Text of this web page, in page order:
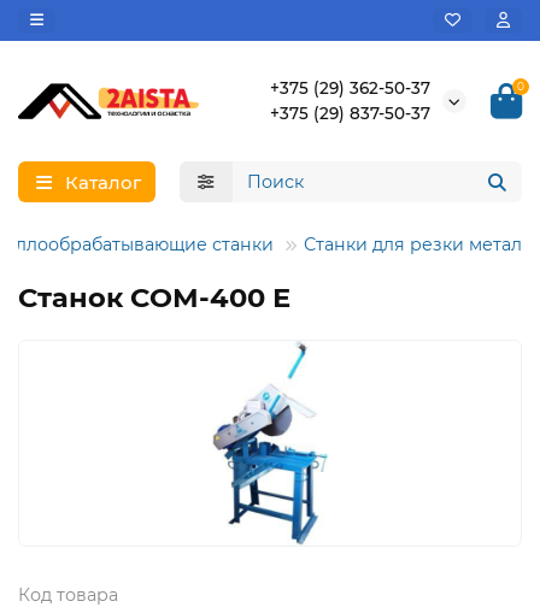
+375 (29) 362-50-37
+375 (29) 837-50-37
0
Каталог
станки Станки для резки
Станок СОМ-400 Е
Код товара